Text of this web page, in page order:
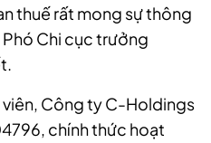
thuế rất mong sự thông
Chi cục trưởng
Công ty C-Holdings
chính thức hoạt